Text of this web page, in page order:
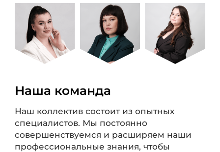
Наша команда
Наш коллектив состоит из опытных
специалистов. Мы постоянно
совершенствуемся и расширяем наши
профессиональные знания, чтобы